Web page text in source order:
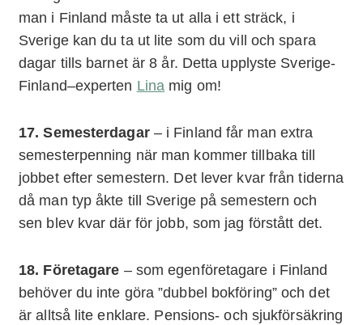
man i Finland måste ta ut alla i ett sträck, i
Sverige kan du ta ut lite som du vill och spara
dagar tills barnet är 8 år. Detta upplyste Sverige-
Finland–experten Lina mig om!
17. Semesterdagar– i Finland får man extra
semesterpenning när man kommer tillbaka till
jobbet efter semestern. Det lever kvar från tiderna
då man typ åkte till Sverige på semestern och
sen blev kvar där för jobb, som jag förstått det.
18. Företagare – som egenföretagare i Finland
behöver du inte göra ”dubbel bokföring” och det
är alltså lite enklare. Pensions- och sjukförsäkring